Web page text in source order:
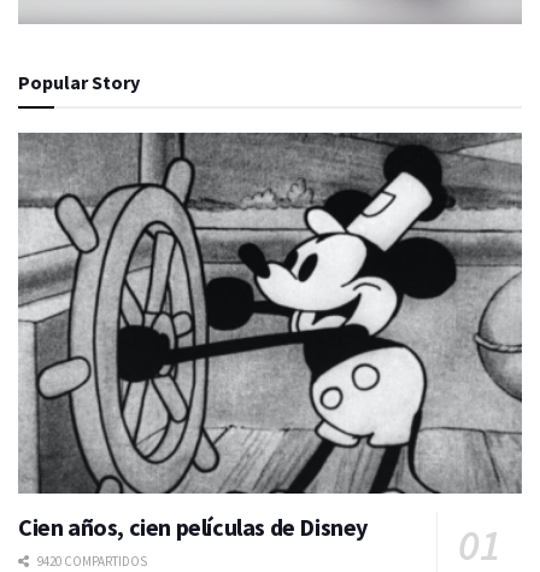
Popular Story
Cien años, cien películas de Disney
9420 COMPARTIDOS